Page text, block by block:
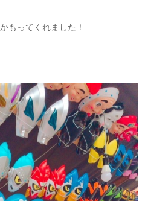
もってくれました！